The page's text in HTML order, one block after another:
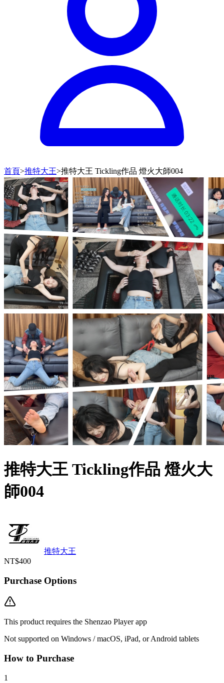
首頁>推特大王>推特大王 Tickling作品 燈火大師004
推特大王 Tickling作品 燈火大
師004
推特大王
NT$400
Purchase Options
This product requires the Shenzao Player app
Not supported on Windows / macOS, iPad, or Android tablets
How to Purchase
1